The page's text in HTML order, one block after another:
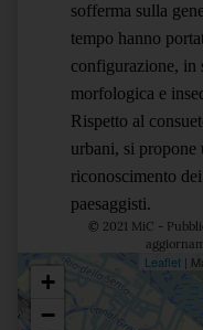
sofferma sulla
tempo hanno
configurazione, in
morfologica e
Rispetto al
urbani, si propone
riconoscimento
paesaggisti.
© 2021 MiC -
Posizione
+
−
Leaflet |